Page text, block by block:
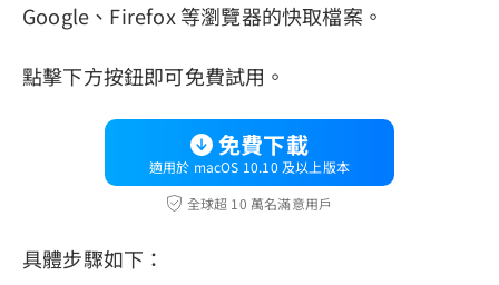
Google、Firefox 等瀏覽器的快取檔案。
點擊下方按鈕即可免費試用。
免費下載
適用於 macOS 10.10 及以上版本
全球超 10 萬名滿意用戶
具體步驟如下：